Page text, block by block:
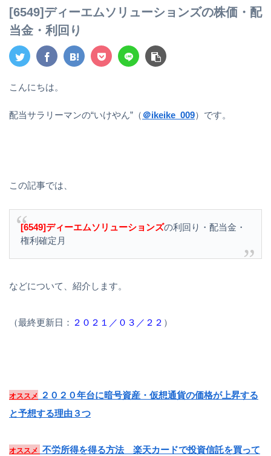
[6549]ディーエムソリューションズの株価・配
当金・利回り
こんにちは。
配当サラリーマンの“いけやん”（ ＠ikeike_009）です。
この記事では、
[6549]ディーエムソリューションズの利回り・配当金・
権利確定月
などについて、紹介します。
（最終更新日： ２０２１／０３／２２ ）
オススメ
２０２０年台に暗号資産・仮想通貨の価格が上昇する
と予想する理由３つ
オススメ
不労所得を得る方法 楽天カードで投資信託を買って